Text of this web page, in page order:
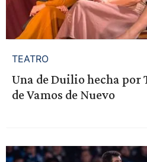
TEATRO
Una de Duilio hecha por
de Vamos de Nuevo